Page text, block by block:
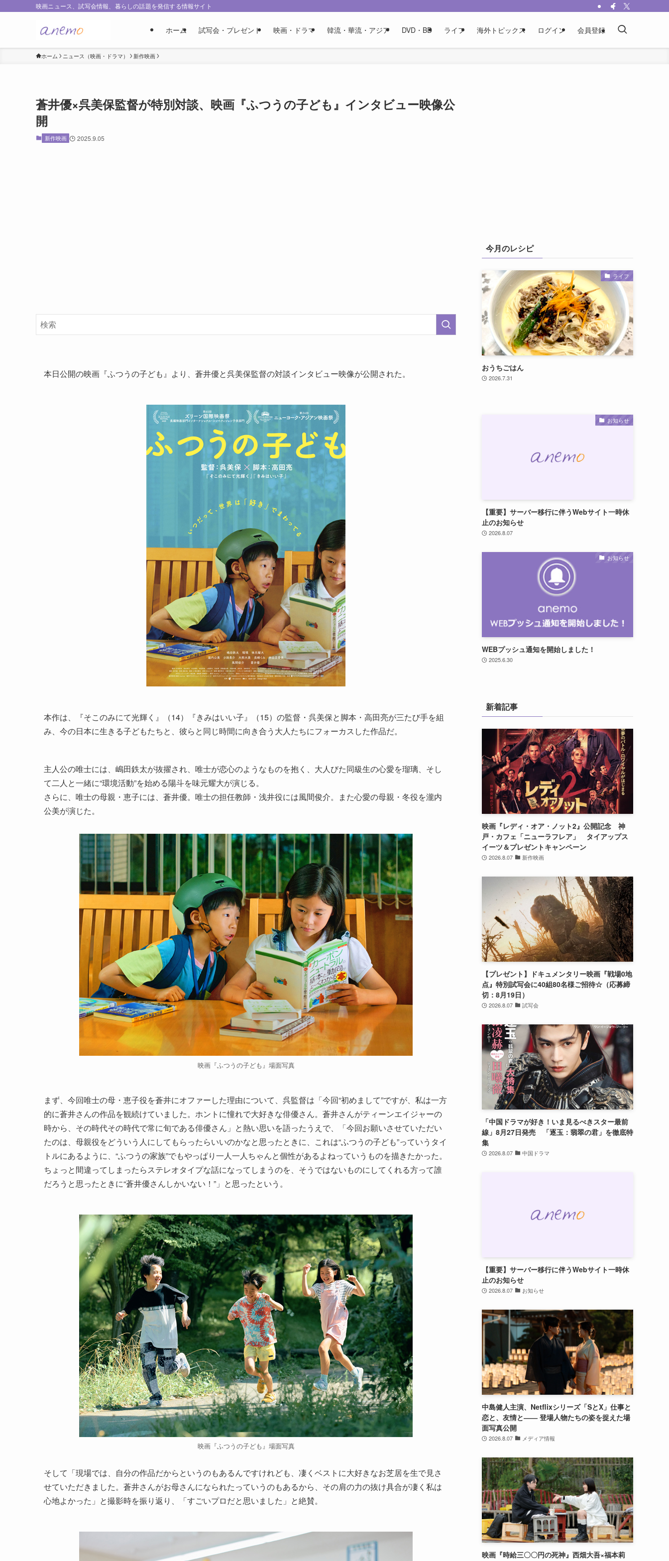
映画ニュース、試写会情報、暮らしの話題を発信する情報サイト
ホーム 試写会・プレゼント 映画・ドラマ 韓流・華流・アジア DVD・BD ライフ 海外トピックス ログイン 会員登録
ホーム ニュース（映画・ドラマ） 新作映画
蒼井優×呉美保監督が特別対談、映画『ふつうの子ども』インタビュー映像公
開
新作映画 2025.9.05
本日公開の映画『ふつうの子ども』より、蒼井優と呉美保監督の対談インタビュー映像が公開された。
本作は、『そこのみにて光輝く』（14）『きみはいい子』（15）の監督・呉美保と脚本・高田亮が三たび手を組
み、今の日本に生きる子どもたちと、彼らと同じ時間に向き合う大人たちにフォーカスした作品だ。
主人公の唯士には、嶋田鉄太が抜擢され、唯士が恋心のようなものを抱く、大人びた同級生の心愛を瑠璃、そし
て二人と一緒に“環境活動”を始める陽斗を味元耀大が演じる。
さらに、唯士の母親・恵子には、蒼井優。唯士の担任教師・浅井役には風間俊介。また心愛の母親・冬役を瀧内
公美が演じた。
映画『ふつうの子ども』場面写真
まず、今回唯士の母・恵子役を蒼井にオファーした理由について、呉監督は「今回“初めまして”ですが、私は一方
的に蒼井さんの作品を観続けていました。ホントに憧れで大好きな俳優さん。蒼井さんがティーンエイジャーの
時から、その時代その時代で常に旬である俳優さん」と熱い思いを語ったうえで、「今回お願いさせていただい
たのは、母親役をどういう人にしてもらったらいいのかなと思ったときに、これは“ふつうの子ども”っていうタイ
トルにあるように、“ふつうの家族”でもやっぱり一人一人ちゃんと個性があるよねっていうものを描きたかった。
ちょっと間違ってしまったらステレオタイプな話になってしまうのを、そうではないものにしてくれる方って誰
だろうと思ったときに“蒼井優さんしかいない！”」と思ったという。
映画『ふつうの子ども』場面写真
そして「現場では、自分の作品だからというのもあるんですけれども、凄くベストに大好きなお芝居を生で見さ
せていただきました。蒼井さんがお母さんになられたっていうのもあるから、その肩の力の抜け具合が凄く私は
心地よかった」と撮影時を振り返り、「すごいプロだと思いました」と絶賛。
今月のレシピ
ライフ
おうちごはん
2026.7.31
お知らせ
【重要】サーバー移行に伴うWebサイト一時休
止のお知らせ
2026.8.07
お知らせ
WEBプッシュ通知を開始しました！
2025.6.30
新着記事
映画『レディ・オア・ノット2』公開記念 神
戸・カフェ「ニューラフレア」 タイアップス
イーツ＆プレゼントキャンペーン
2026.8.07 新作映画
【プレゼント】ドキュメンタリー映画『戦場0地
点』特別試写会に40組80名様ご招待☆（応募締
切：8月19日）
2026.8.07 試写会
「中国ドラマが好き！いま見るべきスター最前
線」8月27日発売 「逐玉：翡翠の君」を徹底特
集
2026.8.07 中国ドラマ
【重要】サーバー移行に伴うWebサイト一時休
止のお知らせ
2026.8.07 お知らせ
中島健人主演、Netflixシリーズ「SとX」仕事と
恋と、友情と―― 登場人物たちの姿を捉えた場
面写真公開
2026.8.07 メディア情報
映画『時給三〇〇円の死神』西畑大吾×福本莉